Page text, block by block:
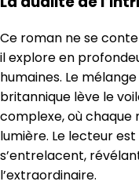
Ce roman ne se
il explore en
humaines. Le
britannique lève le
complexe, où chaque
lumière. Le lecteur
s’entrelacent,
l’extraordinaire.